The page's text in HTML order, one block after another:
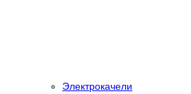
Электрокачели